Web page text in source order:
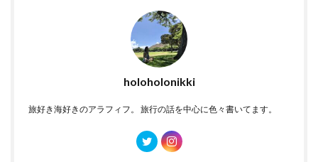
holoholonikki
旅好き海好きのアラフィフ。 旅行の話を中心に色々書いてます。